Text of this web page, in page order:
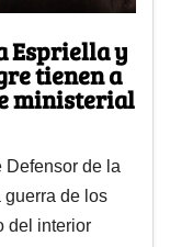
Espriella y
tienen a
ministerial
Defensor de la
guerra de los
del interior